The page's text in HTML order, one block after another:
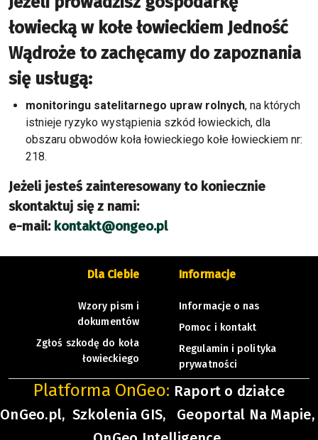
łowiecką w kołe łowieckiem Jedność
Wądroże to zachęcamy do zapoznania
się usługą:
monitoringu satelitarnego upraw rolnych, na których
istnieje ryzyko wystąpienia szkód łowieckich, dla
obszaru obwodów koła łowieckiego kołe łowieckiem nr:
218.
Jeżeli jesteś zainteresowany to koniecznie
skontaktuj się z nami:
e-mail: kontakt@ongeo.pl
Dla Ciebie
Wzory pism i
dokumentów
Zgłoś szkodę do koła
łowieckiego
Informacje
Informacje o nas
Pomoc i kontakt
Regulamin i polityka
prywatności
Platforma OnGeo: Raport o działce
OnGeo.pl, Szkolenia GIS,
Geoportal Na Mapie,